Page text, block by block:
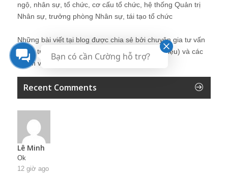
ngộ, nhân sự, tổ chức, cơ cấu tổ chức, hệ thống Quản trị
Nhân sự, trưởng phòng Nhân sự, tái tạo tổ chức
Những bài viết tại blog được chia sẻ bởi chuyên gia tư vấn
Quản trị Nhân sự Nguyễn Hùng Cường (
giới thiệu) và các
thành viên khác trong cộng đồng Nhân sự.
Recent Comments
Lê Minh
Ok
12 giờ ago
Bạn có cần Cường hỗ trợ?